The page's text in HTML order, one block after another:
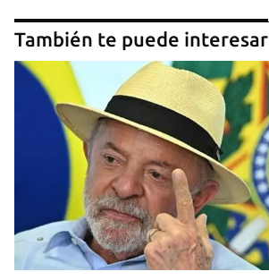
También te puede interesar